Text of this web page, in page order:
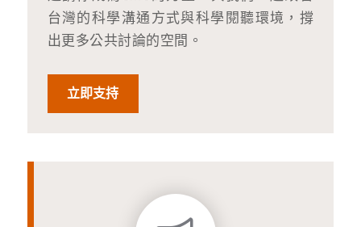
台灣的科學溝通方式與科學閱聽環境，撐
出更多公共討論的空間。
立即支持